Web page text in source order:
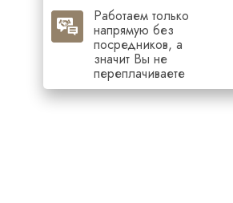
Работаем только
напрямую без
посредников, а
значит Вы не
переплачиваете